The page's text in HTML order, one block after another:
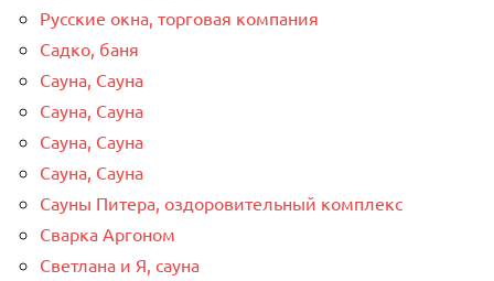
Русские окна, торговая компания
Садко, баня
Сауна, Сауна
Сауна, Сауна
Сауна, Сауна
Сауна, Сауна
Сауны Питера, оздоровительный комплекс
Сварка Аргоном
Светлана и Я, сауна